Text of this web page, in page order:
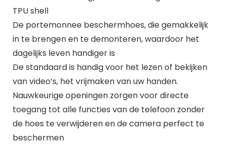
TPU shell
De portemonnee beschermhoes, die gemakkelijk
in te brengen en te demonteren, waardoor het
dagelijks leven handiger is
De standaard is handig voor het lezen of bekijken
van video’s, het vrijmaken van uw handen.
Nauwkeurige openingen zorgen voor directe
toegang tot alle functies van de telefoon zonder
de hoes te verwijderen en de camera perfect te
beschermen